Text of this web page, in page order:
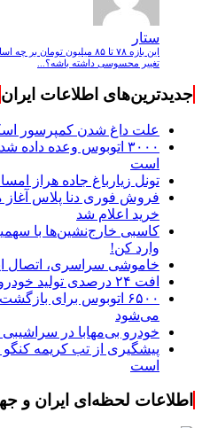
ستار
این بازه ۷۸ تا ۸۵ میلیون
تغییر محسوسی داشته باشه؟...
جدیدترین‌های اطلاعات ایران
علت داغ شدن کمپرسور
۳۰۰۰ اتوبوس وعده
است
تونل زیارباغ جاده هراز
فروش فوری دنا پلاس
خرید اعلام شد
وارد کن!
خاموشی سراسری، اتصال
افت ۲۴ درصدی تولید خودرو در کشور
۶۵۰۰ اتوبوس برای
می‌شود
خودرو بی‌مهابا در
پیشگیری از تب کریمه
است
اطلاعات لحظه‌ای ایران و